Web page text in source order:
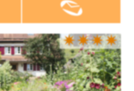
✷✷✷✷